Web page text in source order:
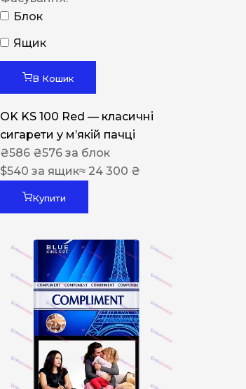
Блок
Ящик
В Кошик
OK KS 100 Red — класичні
сигарети у м’якій пачці
₴586 ₴576 за блок
$540 за ящик≈ 24 300 ₴
Купити